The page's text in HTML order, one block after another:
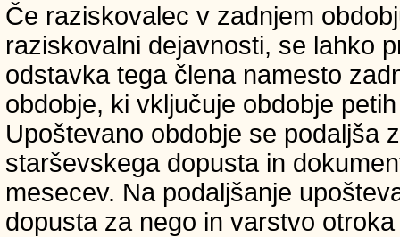
Če raziskovalec v zadnjem
raziskovalni dejavnosti, se lahko
odstavka tega člena namesto
obdobje, ki vključuje obdobje
Upoštevano obdobje se podaljša
starševskega dopusta in
mesecev. Na podaljšanje
dopusta za nego in varstvo